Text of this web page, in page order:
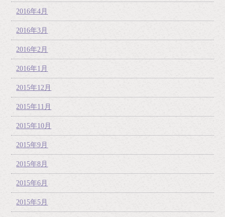
2016年4月
2016年3月
2016年2月
2016年1月
2015年12月
2015年11月
2015年10月
2015年9月
2015年8月
2015年6月
2015年5月